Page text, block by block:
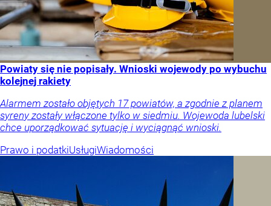
Powiaty się nie popisały. Wnioski wojewody po wybuchu
kolejnej rakiety
Alarmem zostało objętych 17 powiatów, a zgodnie z planem
syreny zostały włączone tylko w siedmiu. Wojewoda lubelski
chce uporządkować sytuację i wyciągnąć wnioski.
Prawo i podatkiUsługiWiadomości